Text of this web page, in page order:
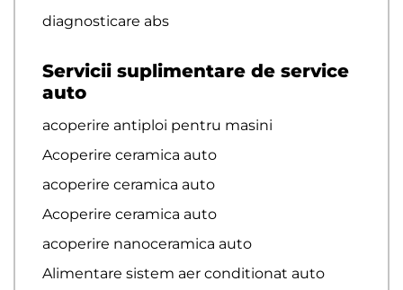
diagnosticare abs
Servicii suplimentare de service
auto
acoperire antiploi pentru masini
Acoperire ceramica auto
acoperire ceramica auto
Acoperire ceramica auto
acoperire nanoceramica auto
Alimentare sistem aer conditionat auto